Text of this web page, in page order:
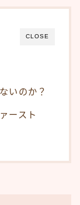
CLOSE
いのか？
ースト